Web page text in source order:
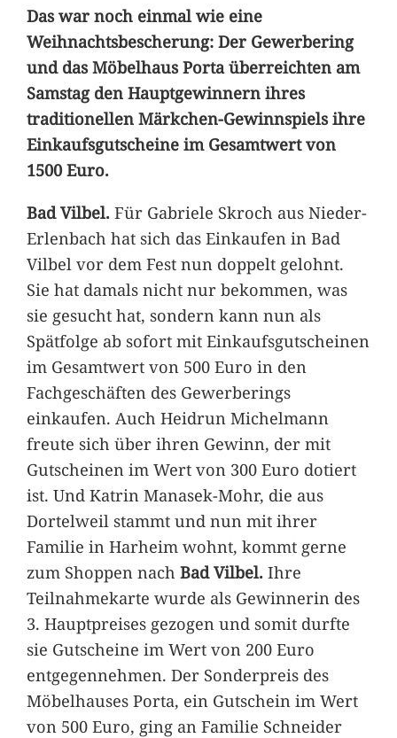
Das war noch einmal wie eine
Weihnachtsbescherung: Der Gewerbering
und das Möbelhaus Porta überreichten am
Samstag den Hauptgewinnern ihres
traditionellen Märkchen-Gewinnspiels ihre
Einkaufsgutscheine im Gesamtwert von
1500 Euro.
Bad Vilbel.Für Gabriele Skroch aus Nieder-
Erlenbach hat sich das Einkaufen in Bad
Vilbel vor dem Fest nun doppelt gelohnt.
Sie hat damals nicht nur bekommen, was
sie gesucht hat, sondern kann nun als
Spätfolge ab sofort mit Einkaufsgutscheinen
im Gesamtwert von 500 Euro in den
Fachgeschäften des Gewerberings
einkaufen. Auch Heidrun Michelmann
freute sich über ihren Gewinn, der mit
Gutscheinen im Wert von 300 Euro dotiert
ist. Und Katrin Manasek-Mohr, die aus
Dortelweil stammt und nun mit ihrer
Familie in Harheim wohnt, kommt gerne
zum Shoppen nach Bad Vilbel.Ihre
Teilnahmekarte wurde als Gewinnerin des
3. Hauptpreises gezogen und somit durfte
sie Gutscheine im Wert von 200 Euro
entgegennehmen. Der Sonderpreis des
Möbelhauses Porta, ein Gutschein im Wert
von 500 Euro, ging an Familie Schneider